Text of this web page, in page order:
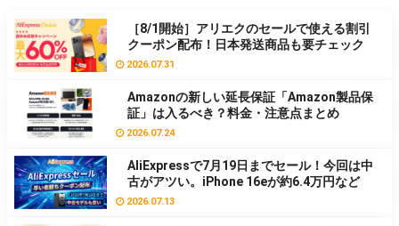
［8/1開始］アリエクのセールで使える割引
クーポン配布！日本発送商品も要チェック
2026.07.31
Amazonの新しい延長保証「Amazon製品保
証」は入るべき？料金・注意点まとめ
2026.07.24
AliExpressで7月19日までセール！今回は中
古がアツい。iPhone 16eが約6.4万円など
2026.07.13